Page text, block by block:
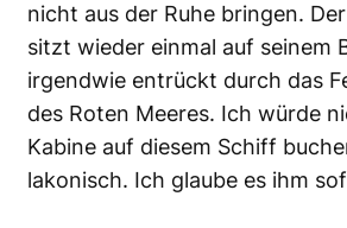
nicht aus der Ruhe bringen.
sitzt wieder einmal auf seinem
irgendwie entrückt durch das
des Roten Meeres. Ich würde
Kabine auf diesem Schiff
lakonisch. Ich glaube es ihm